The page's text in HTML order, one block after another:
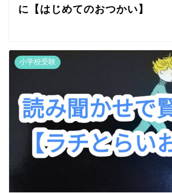
に【はじめてのおつかい】
小学校受験